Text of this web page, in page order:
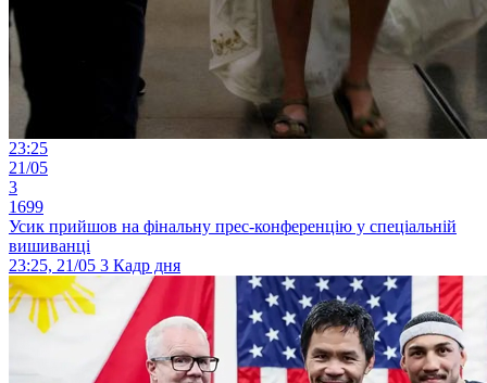
23:25
21/05
3
1699
Усик прийшов на фінальну прес-конференцію у спеціальній
вишиванці
23:25, 21/05 3 Кадр дня